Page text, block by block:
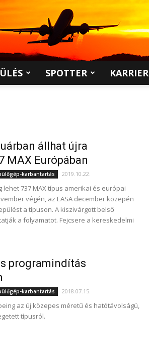
SPOTTER KARRIER
állhat újra
MAX Európában
karbantartás 2019.10.22.
737 MAX típus amerikai és európai
végén, az EASA december közepén
a típuson. A kiszivárgott belső
a folyamatot. Fejcsere a kereskedelmi
programindítás
karbantartás 2018.07.15.
az új közepes méretű és hatótávolságú,
típusról.